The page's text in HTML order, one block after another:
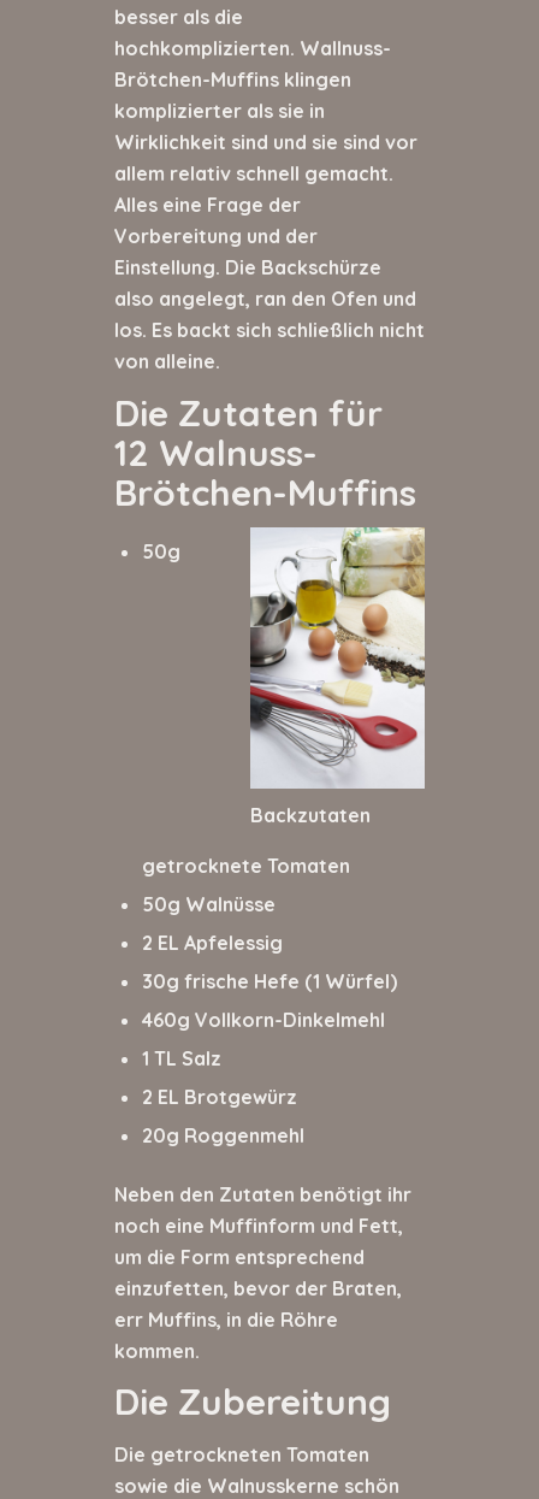
besser als die
hochkomplizierten. Wallnuss-
Brötchen-Muffins klingen
komplizierter als sie in
Wirklichkeit sind und sie sind vor
allem relativ schnell gemacht.
Alles eine Frage der
Vorbereitung und der
Einstellung. Die Backschürze
also angelegt, ran den Ofen und
los. Es backt sich schließlich nicht
von alleine.
Die Zutaten für
12 Walnuss-
Brötchen-Muffins
Backzutaten
50g
getrocknete Tomaten
50g Walnüsse
2 EL Apfelessig
30g frische Hefe (1 Würfel)
460g Vollkorn-Dinkelmehl
1 TL Salz
2 EL Brotgewürz
20g Roggenmehl
Neben den Zutaten benötigt ihr
noch eine Muffinform und Fett,
um die Form entsprechend
einzufetten, bevor der Braten,
err Muffins, in die Röhre
kommen.
Die Zubereitung
Die getrockneten Tomaten
sowie die Walnusskerne schön